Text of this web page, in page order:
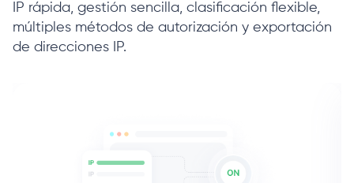
IP rápida, gestión sencilla, clasificación flexible,
múltiples métodos de autorización y exportación
de direcciones IP.